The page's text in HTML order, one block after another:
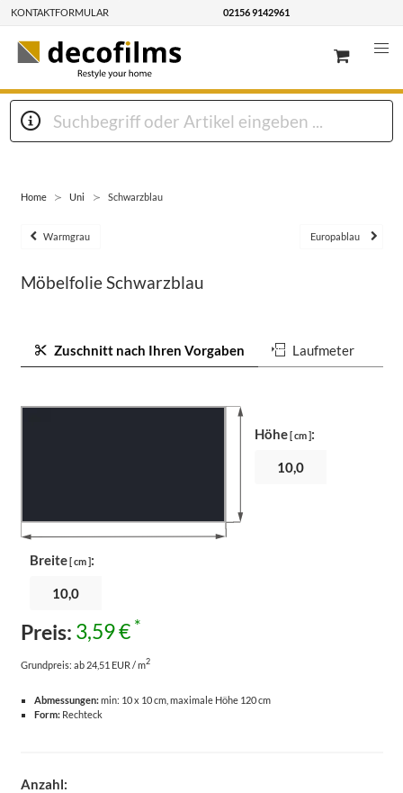
KONTAKTFORMULAR 02156 9142961
Home Uni Schwarzblau
Warmgrau Europablau
Möbelfolie Schwarzblau
Zuschnitt nach Ihren Vorgaben Laufmeter
Breite[ cm ]:
Höhe[ cm ]:
Preis: 3,59 € *
Grundpreis: ab 24,51 EUR / m2
Abmessungen:min: 10 x 10 cm, maximale Höhe 120 cm
Form:Rechteck
Anzahl: